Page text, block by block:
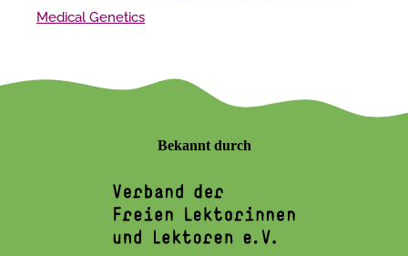
Medical Genetics
Bekannt durch